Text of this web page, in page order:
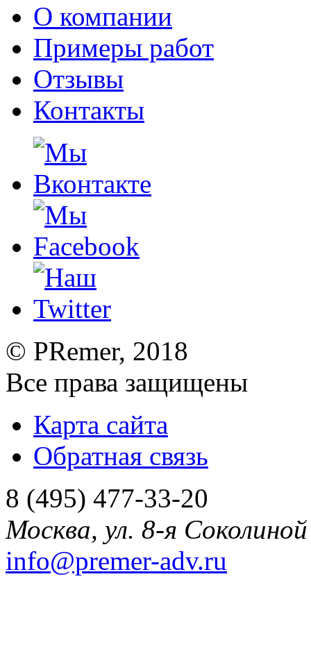
О компании
Примеры работ
Отзывы
Контакты
© PRemer, 2018
Все права защищены
Карта сайта
Обратная связь
8 (495) 477-33-20
Москва, ул. 8-я
info@premer-adv.ru